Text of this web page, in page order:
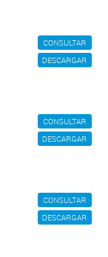
CONSULTAR
DESCARGAR
CONSULTAR
DESCARGAR
CONSULTAR
DESCARGAR